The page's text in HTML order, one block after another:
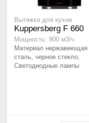
Вытяжка для кухни
Kuppersberg F 660
Мощность: 900 м3/ч
Материал нержавеющая
сталь, черное стекло,
Светодиодные лампы